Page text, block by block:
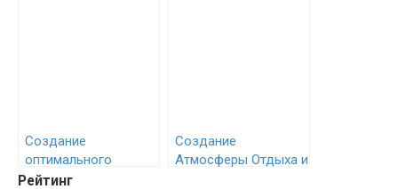
Создание
оптимального
микроклимата в
Создание
Атмосферы Отдыха и
Рейтинг